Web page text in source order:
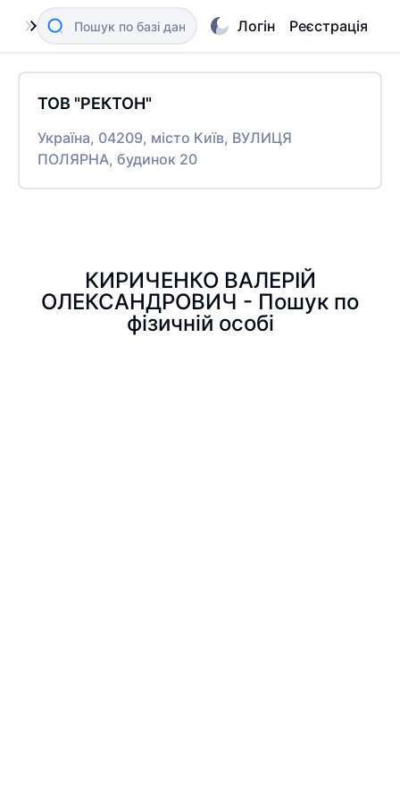
Логін Реєстрація
ТОВ "РЕКТОН"
Україна, 04209, місто Київ, ВУЛИЦЯ
ПОЛЯРНА, будинок 20
КИРИЧЕНКО ВАЛЕРІЙ
ОЛЕКСАНДРОВИЧ - Пошук по
фізичній особі